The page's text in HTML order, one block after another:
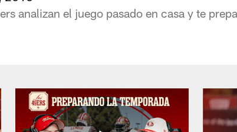
analizan el juego pasado en casa y te